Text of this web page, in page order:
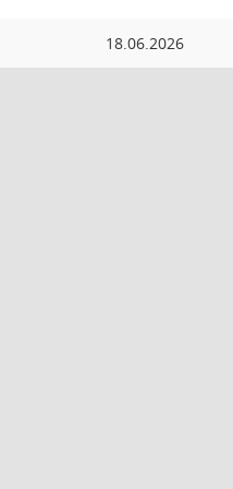
18.06.2026